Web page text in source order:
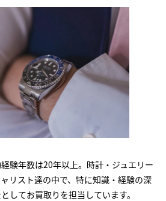
験年数は20年以上。時計・ジュエリー
リスト達の中で、特に知識・経験の深
してお買取りを担当しています。